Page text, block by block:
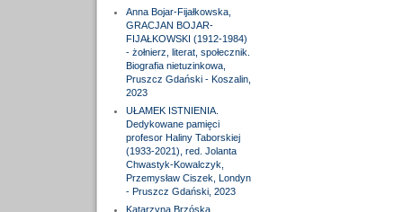
Anna Bojar-Fijałkowska,
GRACJAN BOJAR-
FIJAŁKOWSKI (1912-1984)
- żołnierz, literat, społecznik.
Biografia nietuzinkowa,
Pruszcz Gdański - Koszalin,
2023
UŁAMEK ISTNIENIA.
Dedykowane pamięci
profesor Haliny Taborskiej
(1933-2021), red. Jolanta
Chwastyk-Kowalczyk,
Przemysław Ciszek, Londyn
- Pruszcz Gdański, 2023
Katarzyna Brzóska,